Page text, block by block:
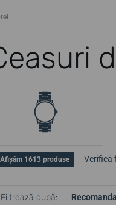
Afișăm 1613 produse — Verifică
Filtrează după: